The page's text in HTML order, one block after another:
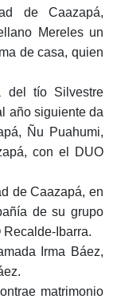
de Caazapá,
Mereles un
de casa, quien
tío Silvestre
año siguiente da
Ñu Puahumi,
con el DUO
de Caazapá, en
de su grupo
Ibarra.
Irma Báez,
matrimonio